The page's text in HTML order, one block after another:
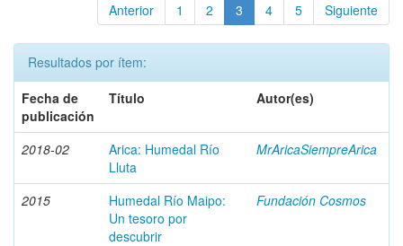
Anterior 1 2 3 4 5 Siguiente
Resultados por ítem:
Fecha de
publicación
Título Autor(es)
2018-02
Arica: Humedal Río
Lluta
MrAricaSiempreArica
2015
Humedal Río Maipo:
Un tesoro por
descubrir
Fundación Cosmos